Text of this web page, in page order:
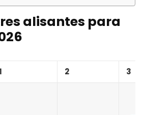
alisantes para
2 3